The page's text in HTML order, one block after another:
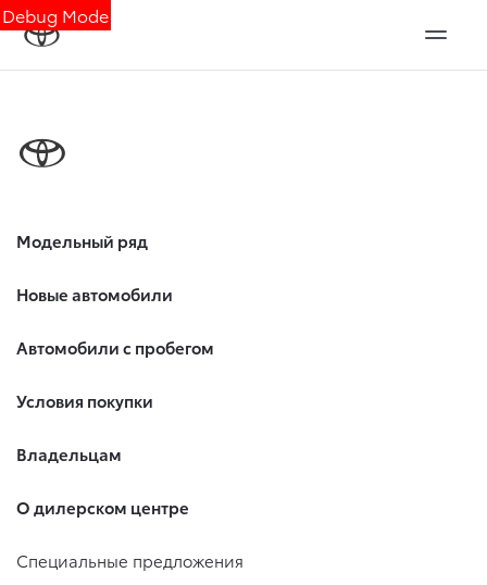
Debug Mode
Модельный ряд
Новые автомобили
Автомобили с пробегом
Условия покупки
Владельцам
О дилерском центре
Специальные предложения